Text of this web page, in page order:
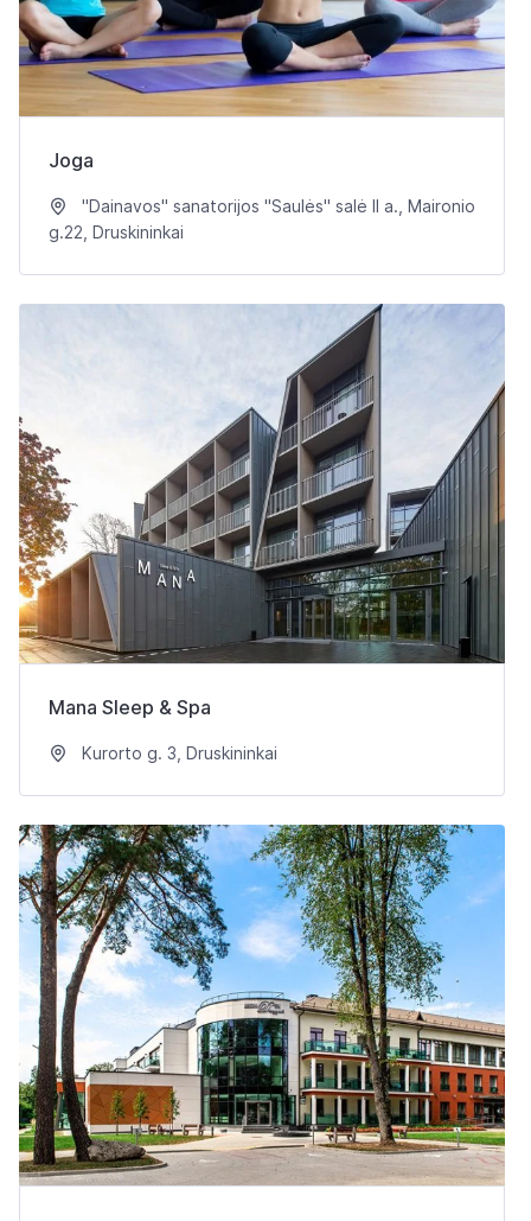
Joga
"Dainavos" sanatorijos "Saulės" salė II a., Maironio
g.22, Druskininkai
Mana Sleep & Spa
Kurorto g. 3, Druskininkai